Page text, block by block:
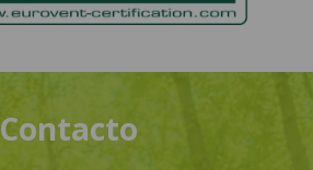
Contacto